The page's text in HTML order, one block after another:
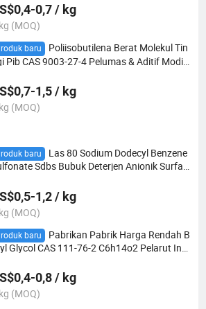
0,7 / kg
(MOQ)
baru
Poliisobutilena Berat Molekul Tin
Pib CAS 9003-27-4 Pelumas & Aditif Modifi
1,5 / kg
(MOQ)
baru
Las 80 Sodium Dodecyl Benzene
Sdbs Bubuk Deterjen Anionik Surfac
1,2 / kg
(MOQ)
baru
Pabrikan Pabrik Harga Rendah B
Glycol CAS 111-76-2 C6h14o2 Pelarut Ind
0,8 / kg
(MOQ)